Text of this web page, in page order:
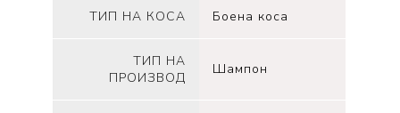
ТИП НА КОСА Боена коса
ТИП НА
ПРОИЗВОД
Шампон